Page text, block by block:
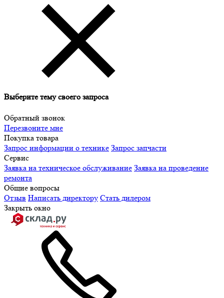
Выберите тему своего запроса
Обратный звонок
Перезвоните мне
Покупка товара
Запрос информации о технике Запрос запчасти
Сервис
Заявка на техническое обслуживание Заявка на проведение
ремонта
Общие вопросы
Отзыв Написать директору Стать дилером
Закрыть окно